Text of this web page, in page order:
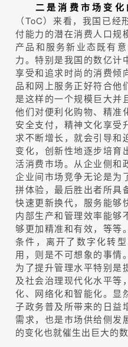
二是消费市场变化
（ToC）来看，我国已
付能力的潜在消费人口规
产品和服务新业态既有
力。特别是我国的数亿计
享受和追求时尚的消费倾
品和网上服务正好符合他
是这样的一个规模巨大并
他们对便利化购物、精准
安全支付，精神文化享受
求不断增长，就会引导和
变化，创新性地逐步培育
活消费市场。从企业侧和
企业间市场竞争无论是为
拼体验，最后胜出者所具
快速更新换代，服务能够
内部生产和管理效率能够
够更加精准和有效，等等
条件，离开了数字化转
用，则是不可想象的事情
为了提升管理水平特别是
及社会治理现代化水平等
化、网络化和智能化。显
子政务普及所带来的日益
需求，也是市场供给侧发
的变化也就催生出巨大的